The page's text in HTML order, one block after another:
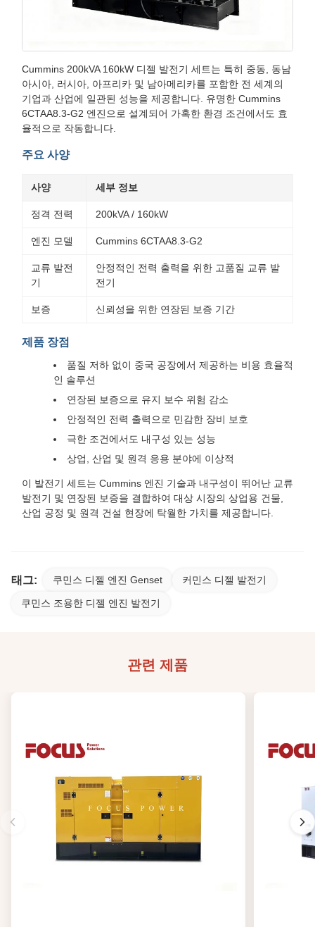
Cummins 200kVA 160kW 디젤 발전기 세트는 특히 중동, 동남
아시아, 러시아, 아프리카 및 남아메리카를 포함한 전 세계의
기업과 산업에 일관된 성능을 제공합니다. 유명한 Cummins
6CTAA8.3-G2 엔진으로 설계되어 가혹한 환경 조건에서도 효
율적으로 작동합니다.
주요 사양
사양 세부 정보
정격 전력 200kVA / 160kW
엔진 모델 Cummins 6CTAA8.3-G2
교류 발전
기
안정적인 전력 출력을 위한 고품질 교류 발
전기
보증 신뢰성을 위한 연장된 보증 기간
제품 장점
품질 저하 없이 중국 공장에서 제공하는 비용 효율적
인 솔루션
연장된 보증으로 유지 보수 위험 감소
안정적인 전력 출력으로 민감한 장비 보호
극한 조건에서도 내구성 있는 성능
상업, 산업 및 원격 응용 분야에 이상적
이 발전기 세트는 Cummins 엔진 기술과 내구성이 뛰어난 교류
발전기 및 연장된 보증을 결합하여 대상 시장의 상업용 건물,
산업 공정 및 원격 건설 현장에 탁월한 가치를 제공합니다.
태그: 쿠민스 디젤 엔진 Genset 커민스 디젤 발전기
쿠민스 조용한 디젤 엔진 발전기
관련 제품